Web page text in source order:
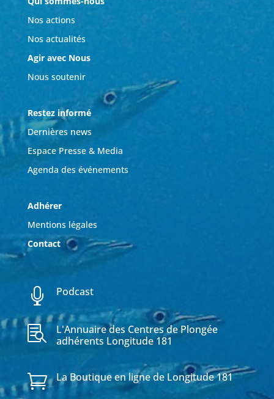
Nos actions
Nos actualités
Agir avec Nous
Nous soutenir
Restez informé
Dernières news
Espace Presse & Media
Agenda des événements
Adhérer
Mentions légales
Contact
 Podcast

L'Annuaire des Centres de Plongée
adhérents Longitude 181
 La Boutique en ligne de Longitude 181